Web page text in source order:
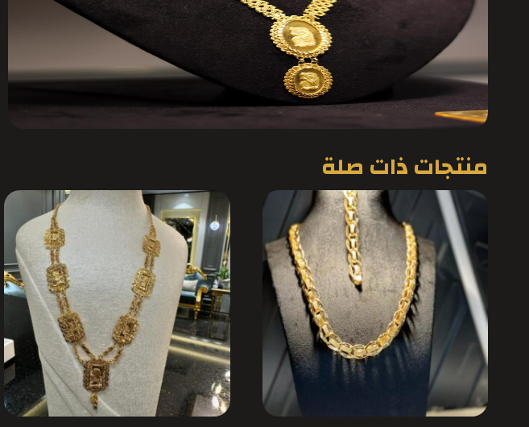
منتجات ذات صلة